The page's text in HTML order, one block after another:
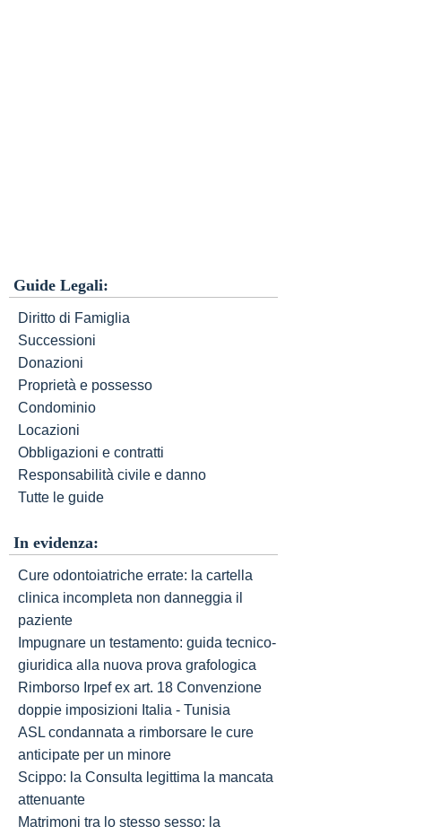
Guide Legali:
Diritto di Famiglia
Successioni
Donazioni
Proprietà e possesso
Condominio
Locazioni
Obbligazioni e contratti
Responsabilità civile e danno
Tutte le guide
In evidenza:
Cure odontoiatriche errate: la cartella
clinica incompleta non danneggia il
paziente
Impugnare un testamento: guida tecnico-
giuridica alla nuova prova grafologica
Rimborso Irpef ex art. 18 Convenzione
doppie imposizioni Italia - Tunisia
ASL condannata a rimborsare le cure
anticipate per un minore
Scippo: la Consulta legittima la mancata
attenuante
Matrimoni tra lo stesso sesso: la